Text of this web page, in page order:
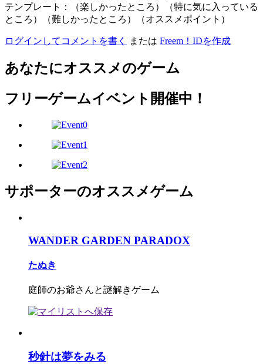
テンプレート：（楽しかったところ）（特に気に入っている
ところ）（難しかったところ）（オススメポイント）
ログインしてコメントを書く または Freem！IDを作成
あなたにオススメのゲーム
フリーゲームイベント開催中！
サポーターのオススメゲーム
WANDER GARDEN PARADOX
たぬき
庭師のお爺さんと謎解きゲーム
秒針は夢をみる